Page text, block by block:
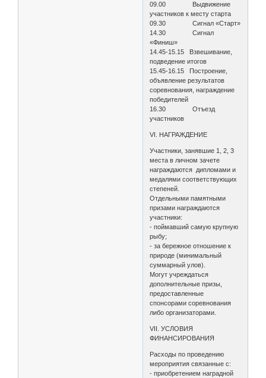
09.00 Выдвижение
участников к месту старта
09.30 Сигнал «Старт»
14.30 Сигнал
«Финиш»
14.45-15.15 Взвешивание,
подведение итогов
15.45-16.15 Построение,
объявление результатов
соревнования, награждение
победителей
16.30 Отъезд
участников
VI. НАГРАЖДЕНИЕ
Участники, занявшие 1, 2, 3
места в личном зачете
награждаются дипломами и
медалями соответствующих
степеней.
Отдельными памятными
призами награждаются
участники:
- поймавший самую крупную
рыбу;
- за бережное отношение к
природе (минимальный
суммарный улов).
Могут учреждаться
дополнительные призы,
предоставленные
спонсорами соревнования
либо организаторами.
VII. УСЛОВИЯ
ФИНАНСИРОВАНИЯ
Расходы по проведению
мероприятия связанные с:
- приобретением наградной